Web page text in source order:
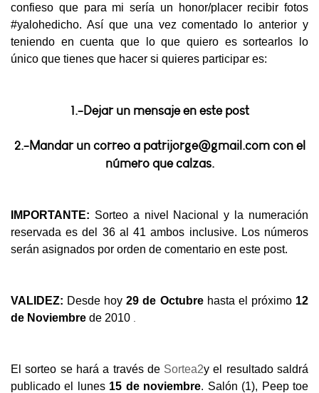
confieso que para mi sería un honor/placer recibir fotos
#yalohedicho. Así que una vez comentado lo anterior y
teniendo en cuenta que lo que quiero es sortearlos lo
único que tienes que hacer si quieres participar es:
1.-Dejar un mensaje en este post
2.-Mandar un correo a patrijorge@gmail.com con el
número que calzas.
IMPORTANTE: Sorteo a nivel Nacional y la numeración
reservada es del 36 al 41 ambos inclusive. Los números
serán asignados por orden de comentario en este post.
VALIDEZ: Desde hoy29 de Octubrehasta el próximo 12
de Noviembre de 2010 .
El sorteo se hará a través de Sortea2y el resultado saldrá
publicado el lunes 15 de noviembre. Salón (1), Peep toe